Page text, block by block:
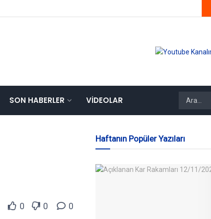
SON HABERLER VIDEOLAR
0 0 0
Haftanın Popüler Yazıları